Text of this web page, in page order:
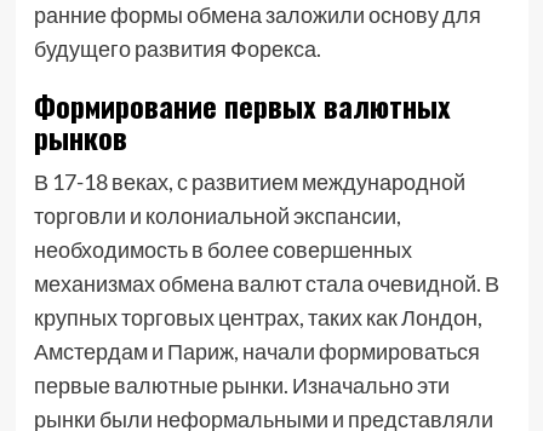
ранние формы обмена заложили основу для
будущего развития Форекса.
Формирование первых валютных
рынков
В 17-18 веках, с развитием международной
торговли и колониальной экспансии,
необходимость в более совершенных
механизмах обмена валют стала очевидной. В
крупных торговых центрах, таких как Лондон,
Амстердам и Париж, начали формироваться
первые валютные рынки. Изначально эти
рынки были неформальными и представляли